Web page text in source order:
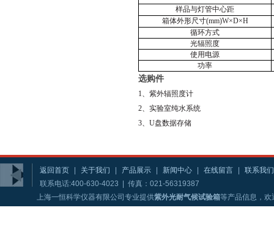
样品与灯管中心距
箱体外形尺寸(mm)W×D×H
循环方式
光辐照度
使用电源
功率
选购件
1、紫外辐照度计
2、实验室纯水系统
3、U盘数据存储
返回首页 关于我们 产品展示 新闻中心 在线留言
联系我们
联系电话:400-630-4023 | 传真：021-56319387
上海一恒科学仪器有限公司专业提供紫外光耐气候试验箱等产品信息，欢